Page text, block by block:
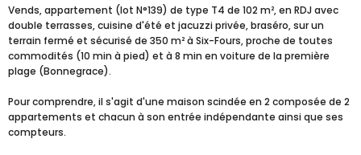
Vends, appartement (lot N°139) de type T4 de 102 m², en RDJ avec
double terrasses, cuisine d'été et jacuzzi privée, braséro, sur un
terrain fermé et sécurisé de 350 m² à Six-Fours, proche de toutes
commodités (10 min à pied) et à 8 min en voiture de la première
plage (Bonnegrace).
Pour comprendre, il s'agit d'une maison scindée en 2 composée de 2
appartements et chacun à son entrée indépendante ainsi que ses
compteurs.